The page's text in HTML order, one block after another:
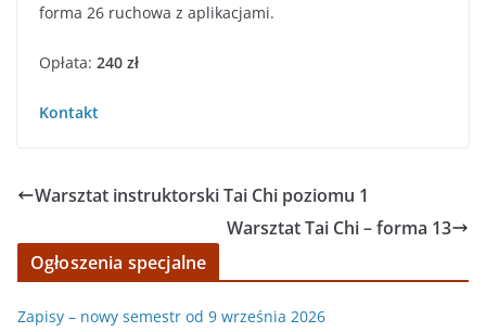
forma 26 ruchowa z aplikacjami.
Opłata: 240 zł
Kontakt
Warsztat instruktorski Tai Chi poziomu 1
Warsztat Tai Chi – forma 13
Ogłoszenia specjalne
Zapisy – nowy semestr od 9 września 2026